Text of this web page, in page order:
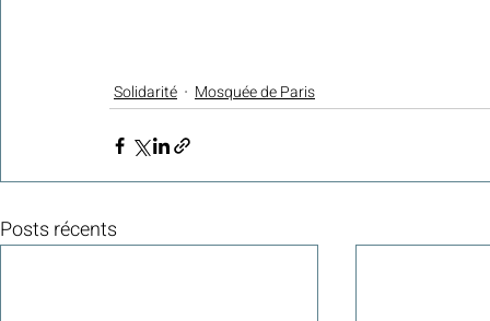
Solidarité Mosquée de Paris
Posts récents